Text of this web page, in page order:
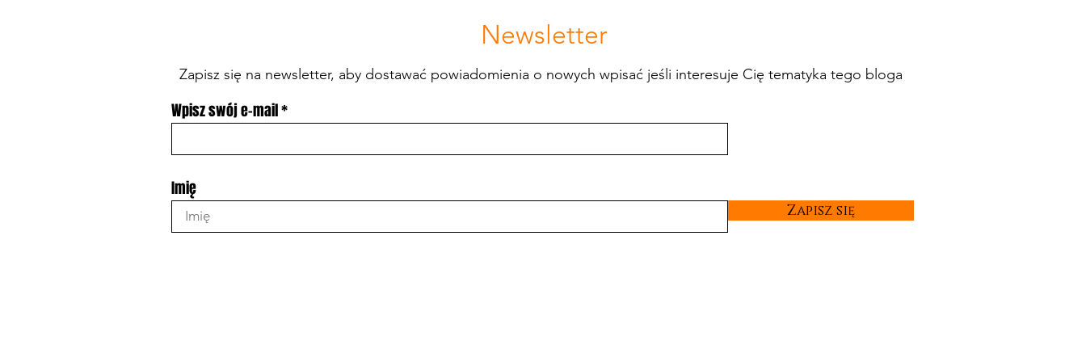
Newsletter
Zapisz się na newsletter, aby dostawać powiadomienia o nowych wpisać jeśli interesuje Cię tematyka tego bloga
Wpisz swój e-mail
Imię
Zapisz się